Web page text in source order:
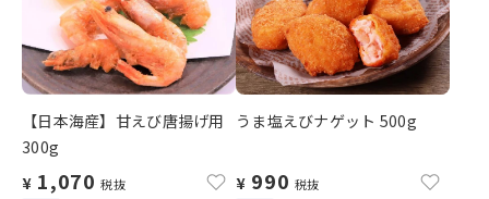
【日本海産】甘えび唐揚げ用
300g
¥ 1,070 税抜
うま塩えびナゲット 500g
¥ 990 税抜